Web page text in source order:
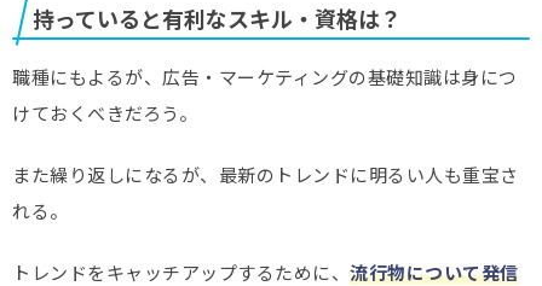
持っていると有利なスキル・資格は？
職種にもよるが、広告・マーケティングの基礎知識は身につ
けておくべきだろう。
また繰り返しになるが、最新のトレンドに明るい人も重宝さ
れる。
トレンドをキャッチアップするために、 流行物について発信